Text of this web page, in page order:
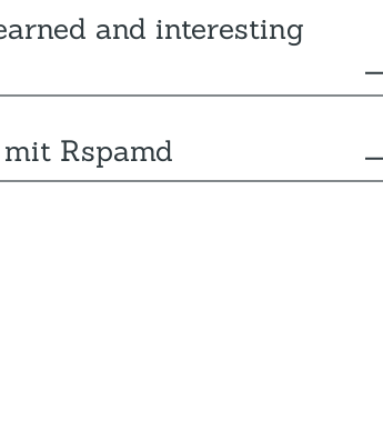
and interesting
Rspamd